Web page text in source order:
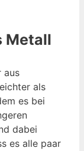
Metall
aus
als
es bei
dabei
es alle paar